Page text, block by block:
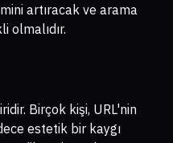
artıracak ve arama
olmalıdır.
Birçok kişi, URL'nin
estetik bir kaygı